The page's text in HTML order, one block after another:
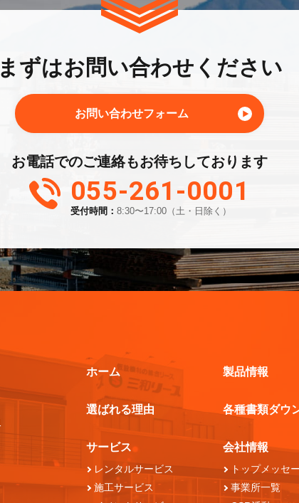
まずはお問い合わせください
お問い合わせフォーム
お電話でのご連絡もお待ちしております
055-261-0001
受付時間：8:30〜17:00（土・日除く）
ホーム
選ばれる理由
サービス
レンタルサービス
施工サービス
製品情報
各種書類ダウ
会社情報
トップメッセ
事業所一覧